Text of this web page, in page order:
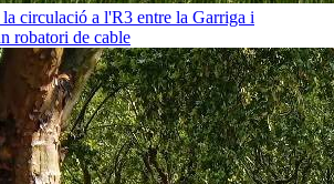
circulació a l'R3 entre la Garriga i
robatori de cable